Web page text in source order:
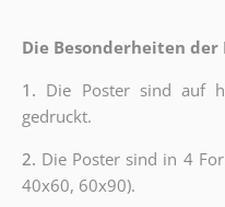
Die Besonderheiten der
1. Die Poster sind auf
gedruckt.
2. Die Poster sind in 4
40x60, 60x90).